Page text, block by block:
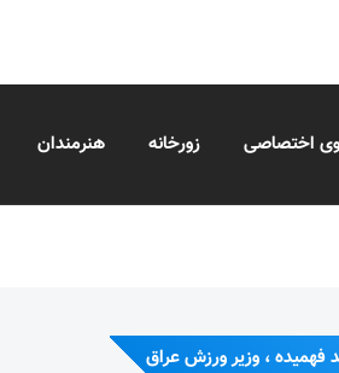
اختصاصی زورخانه هنرمندان
فهمیده ، وزیر ورزش عراق